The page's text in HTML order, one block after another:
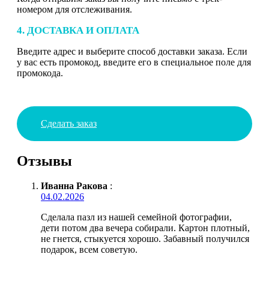
номером для отслеживания.
4. ДОСТАВКА И ОПЛАТА
Введите адрес и выберите способ доставки заказа. Если
у вас есть промокод, введите его в специальное поле для
промокода.
Сделать заказ
Отзывы
Иванна Ракова :
04.02.2026
Сделала пазл из нашей семейной фотографии,
дети потом два вечера собирали. Картон плотный,
не гнется, стыкуется хорошо. Забавный получился
подарок, всем советую.